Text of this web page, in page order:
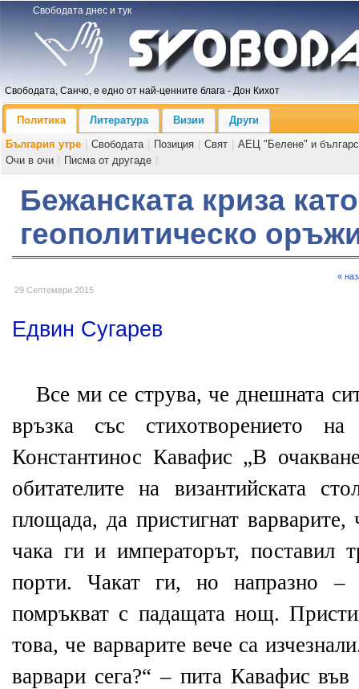
Свободата днес и тук
Свободата, Санчо, е едно от най-ценните блага - Дон Кихот
Политика Литература Визии
Други
България утре
Свободата Позиция Свят
АЕЦ "Белене" и
Очи в очи
Писма от другаде
Бежанската криза като
геополитическо
29 Септември 2015
«
Едвин Сугарев
Все ми се струва, че днешната
връзка със стихотворението
Константинос Кавафис „В
обитателите на византийската
площада, да пристигнат
чака ги и императорът, поставил
порти. Чакат ги, но напразно –
помръкват с падащата нощ.
това, че варварите вече са
варвари сега?“ – пита Кавафис